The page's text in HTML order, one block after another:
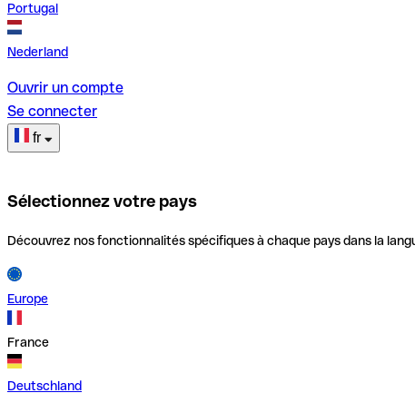
Portugal
Nederland
Ouvrir un compte
Se connecter
fr
Sélectionnez votre pays
Découvrez nos fonctionnalités spécifiques à chaque pays dans la
Europe
France
Deutschland